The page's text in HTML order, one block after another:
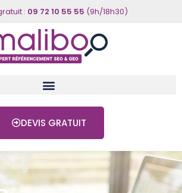
: 09 72 10 55 55 (9h/18h30)
DEVIS GRATUIT